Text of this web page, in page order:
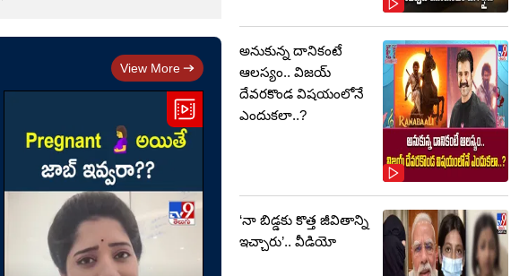
View More
అనుకున్న దానికంటే
ఆలస్యం.. విజయ్
దేవరకొండ విషయంలోనే
ఎందుకలా..?
‘నా బిడ్డకు కొత్త జీవితాన్ని
ఇచ్చారు’.. వీడియో